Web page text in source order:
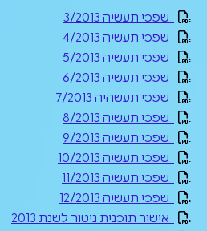
שפכי תעשיה 3/2013
שפכי תעשיה 4/2013
שפכי תעשיה 5/2013
שפכי תעשיה 6/2013
שפכי תעשהיה 7/2013
שפכי תעשיה 8/2013
שפכי תעשיה 9/2013
שפכי תעשיה 10/2013
שפכי תעשיה 11/2013
שפכי תעשיה 12/2013
אישור תוכנית ניטור לשנת 2013